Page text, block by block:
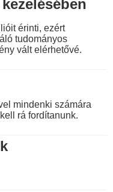
érinti, ezért
tudományos
vált elérhetővé.
mindenki számára
rá fordítanunk.